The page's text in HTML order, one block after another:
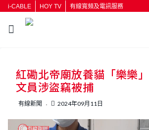
i-CABLE HOY TV 有線寬頻及電訊服務
按輸入鍵開始搜尋
紅磡北帝廟放養貓「樂樂
文員涉盜竊被捕
有線新聞 2024年09月11日